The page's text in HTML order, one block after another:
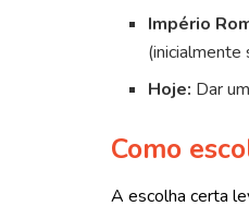
Império
(inicialmente
Hoje: Dar
Como
A escolha certa